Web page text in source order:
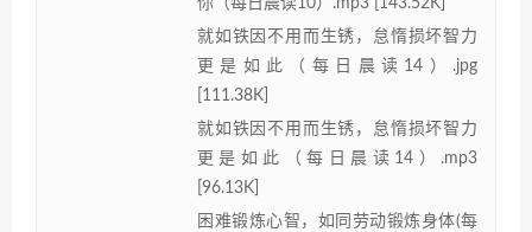
你（每日晨读10）.mp3 [143.52K]
就如铁因不用而生锈，怠惰损坏智力
更是如此（每日晨读14）.jpg
[111.38K]
就如铁因不用而生锈，怠惰损坏智力
更是如此（每日晨读14）.mp3
[96.13K]
困难锻炼心智，如同劳动锻炼身体(每